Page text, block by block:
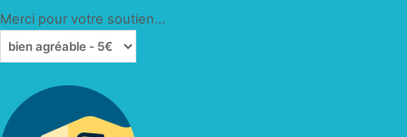
Merci pour votre soutien...